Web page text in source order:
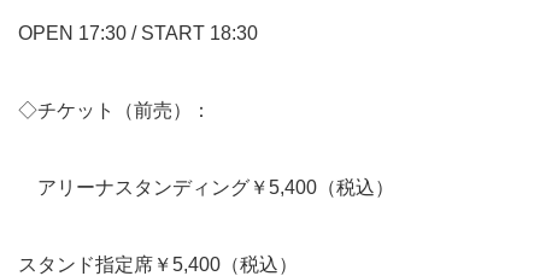
OPEN 17:30 / START 18:30
◇チケット（前売）：
アリーナスタンディング￥5,400（税込）
スタンド指定席￥5,400（税込）